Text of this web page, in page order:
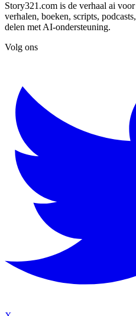
Story321.com is de verhaal ai
verhalen, boeken, scripts,
delen met AI-ondersteuning.
Volg ons